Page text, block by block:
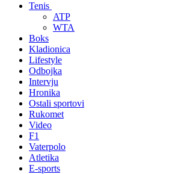
Tenis
ATP
WTA
Boks
Kladionica
Lifestyle
Odbojka
Intervju
Hronika
Ostali sportovi
Rukomet
Video
F1
Vaterpolo
Atletika
E-sports